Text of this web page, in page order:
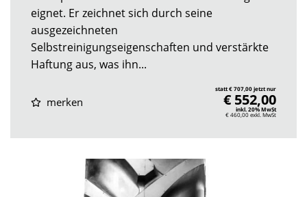
eignet. Er zeichnet sich durch seine
ausgezeichneten
Selbstreinigungseigenschaften und verstärkte
Haftung aus, was ihn...
merken
statt € 707,00 jetzt nur
€ 552,00
inkl. 20% MwSt
€ 460,00exkl. MwSt